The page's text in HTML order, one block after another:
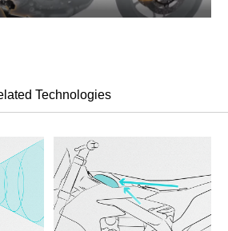
Technologies